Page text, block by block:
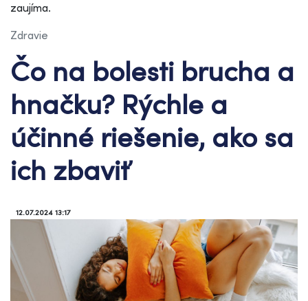
zaujíma.
Zdravie
Čo na bolesti brucha a
hnačku? Rýchle a
účinné riešenie, ako sa
ich zbaviť
12.07.2024 13:17